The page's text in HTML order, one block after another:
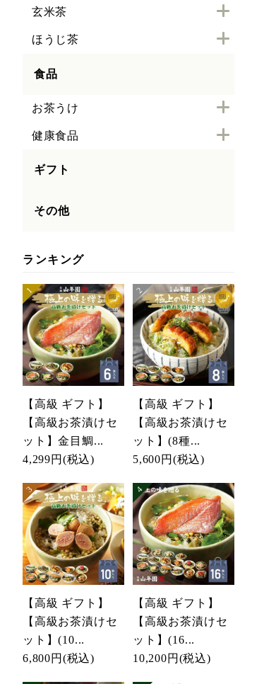
玄米茶
ほうじ茶
食品
お茶うけ
健康食品
ギフト
その他
ランキング
【高級 ギフト】
【高級お茶漬けセ
ット】金目鯛...
4,299円 (税込)
【高級 ギフト】
【高級お茶漬けセ
ット】(8種...
5,600円 (税込)
【高級 ギフト】
【高級お茶漬けセ
ット】(10...
6,800円 (税込)
【高級 ギフト】
【高級お茶漬けセ
ット】(16...
10,200円 (税込)